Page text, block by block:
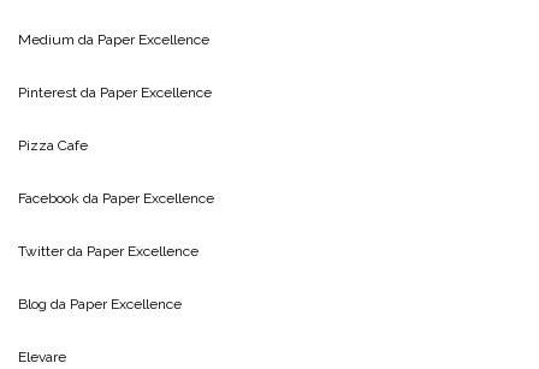
Medium da Paper Excellence
Pinterest da Paper Excellence
Pizza Cafe
Facebook da Paper Excellence
Twitter da Paper Excellence
Blog da Paper Excellence
Elevare